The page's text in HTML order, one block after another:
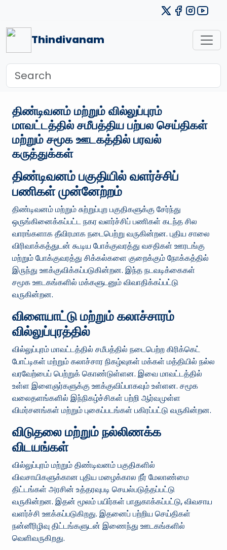
Thindivanam
திண்டிவனம் மற்றும் வில்லுப்புரம்
மாவட்டத்தில் சமீபத்திய பற்பல செய்திகள்
மற்றும் சமூக ஊடகத்தில் பரவல்
கருத்துக்கள்
திண்டிவனம் பகுதியில் வளர்ச்சிப்
பணிகள் முன்னேற்றம்
திண்டிவனம் மற்றும் சுற்றுப்புற பகுதிகளுக்கு சேர்ந்து
ஒருங்கினைக்கப்பட்ட நகர வளர்ச்சிப் பணிகள் கடந்த சில
வாரங்களாக தீவிரமாக நடைபெற்று வருகின்றன. புதிய சாலை
விரிவாக்கத்துடன் கூடிய போக்குவரத்து வசதிகள் ஊரடங்கு
மற்றும் போக்குவரத்து சிக்கல்களை குறைக்கும் நோக்கத்தில்
இருந்து ஊக்குவிக்கப்படுகின்றன. இந்த நடவடிக்கைகள்
சமூக ஊடகங்களில் மக்களுடனும் விவாதிக்கப்பட்டு
வருகின்றன.
விளையாட்டு மற்றும் கலாச்சாரம்
வில்லுப்புரத்தில்
வில்லுப்புரம் மாவட்டத்தில் சமீபத்தில் நடைபெற்ற கிரிக்கெட்
போட்டிகள் மற்றும் கலாச்சார நிகழ்வுகள் மக்கள் மத்தியில் நல்ல
வரவேற்பைப் பெற்றுக் கொண்டுள்ளன. இவை மாவட்டத்தில்
உள்ள இளைஞர்களுக்கு ஊக்குவிப்பாகவும் உள்ளன. சமூக
வலைதளங்களில் இந்நிகழ்ச்சிகள் பற்றி ஆர்வமுள்ள
விமர்சனங்கள் மற்றும் புகைப்படங்கள் பகிரப்பட்டு வருகின்றன.
விடுதலை மற்றும் நல்லிணக்க
விடயங்கள்
வில்லுப்புரம் மற்றும் திண்டிவனம் பகுதிகளில்
விவசாயிகளுக்கான புதிய மழைக்கால நீர் மேலாண்மை
திட்டங்கள் அரசின் உத்தரவுபடி செயல்படுத்தப்பட்டு
வருகின்றன. இதன் மூலம் பயிர்கள் பாதுகாக்கப்பட்டு, விவசாய
வளர்ச்சி ஊக்கப்படுகிறது. இதனைப் பற்றிய செய்திகள்
நன்னீரிழிவு திட்டங்களுடன் இணைந்து ஊடகங்களில்
வெளிவருகிறது.